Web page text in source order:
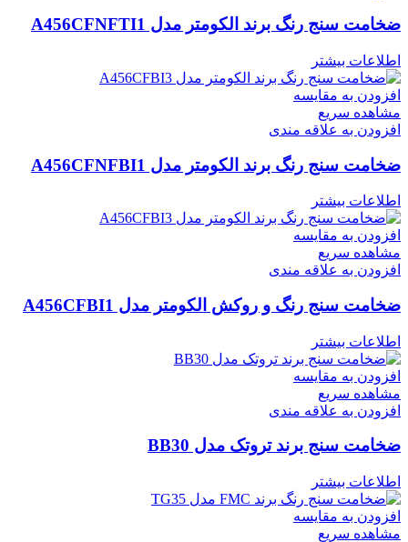
ضخامت سنج رنگ برند الکومتر مدل A456CFNFTI1
اطلاعات بیشتر
افزودن به مقایسه
مشاهده سریع
افزودن به علاقه مندی
ضخامت سنج رنگ برند الکومتر مدل A456CFNFBI1
اطلاعات بیشتر
افزودن به مقایسه
مشاهده سریع
افزودن به علاقه مندی
ضخامت سنج رنگ و روکش الکومتر مدل A456CFBI1
اطلاعات بیشتر
افزودن به مقایسه
مشاهده سریع
افزودن به علاقه مندی
ضخامت سنج برند تروتک مدل BB30
اطلاعات بیشتر
افزودن به مقایسه
مشاهده سریع